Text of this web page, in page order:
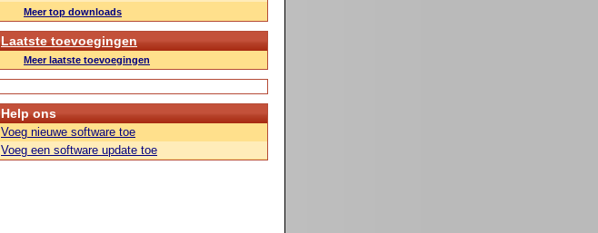
Meer top downloads
Laatste toevoegingen
Meer laatste toevoegingen
Help ons
Voeg nieuwe software toe
Voeg een software update toe